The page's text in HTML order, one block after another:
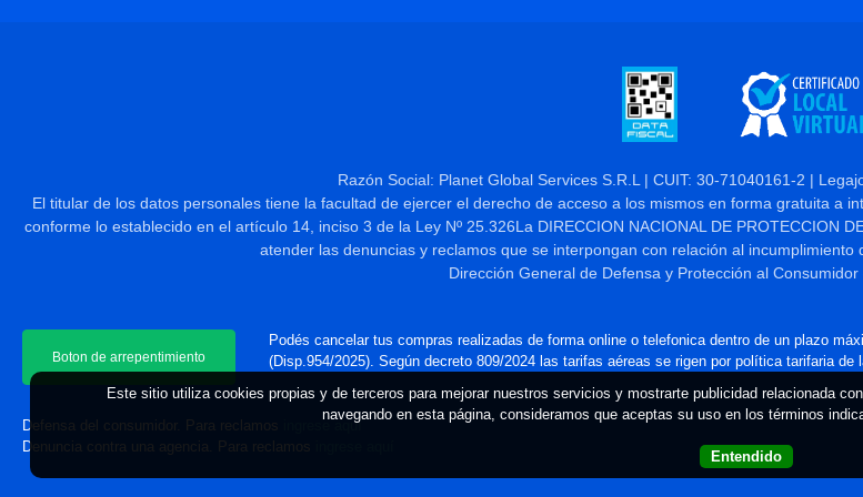
Razón Social: Planet Global Services S.R.L | CUIT: 30-71040161-2 |
El titular de los datos personales tiene la facultad de ejercer el derecho de acceso a los mismos en forma gratuita a
conforme lo establecido en el artículo 14, inciso 3 de la Ley Nº 25.326La DIRECCION NACIONAL DE PROTECCION
atender las denuncias y reclamos que se interpongan con relación al
Dirección General de Defensa y Protección al Consumidor
Boton de arrepentimiento
Podés cancelar tus compras realizadas de forma online o telefonica dentro de un plazo
(Disp.954/2025). Según decreto 809/2024 las tarifas aéreas se rigen por política tarifaria
Defensa del consumidor. Para reclamos
ingrese aquí
Denuncia contra una agencia. Para reclamos
Este sitio utiliza cookies propias y de terceros para mejorar nuestros servicios y mostrarte publicidad relacionada
navegando en esta página, consideramos que aceptas su uso en los términos
Entendido